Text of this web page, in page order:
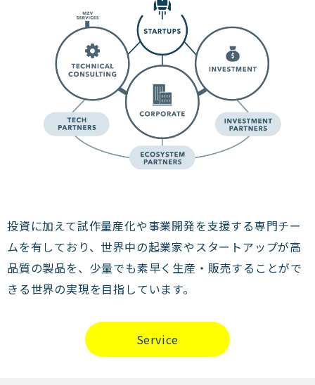
投資に加えて試作量産化や事業開発を支援する専門チー
ムを有しており、世界中の起業家やスタートアップが高
品質の製品を、少量でも素早く生産・販売することがで
きる世界の実現を目指しています。
Service